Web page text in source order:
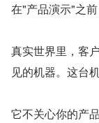
在"产品演示"之
真实世界里，客
见的机器。这台
它不关心你的产